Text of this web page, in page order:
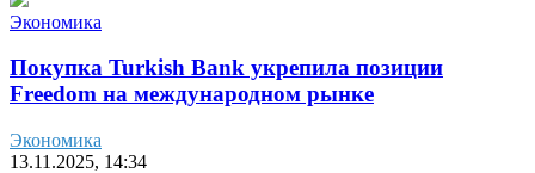
Экономика
Покупка Turkish Bank укрепила позиции
Freedom на международном рынке
Экономика
13.11.2025, 14:34